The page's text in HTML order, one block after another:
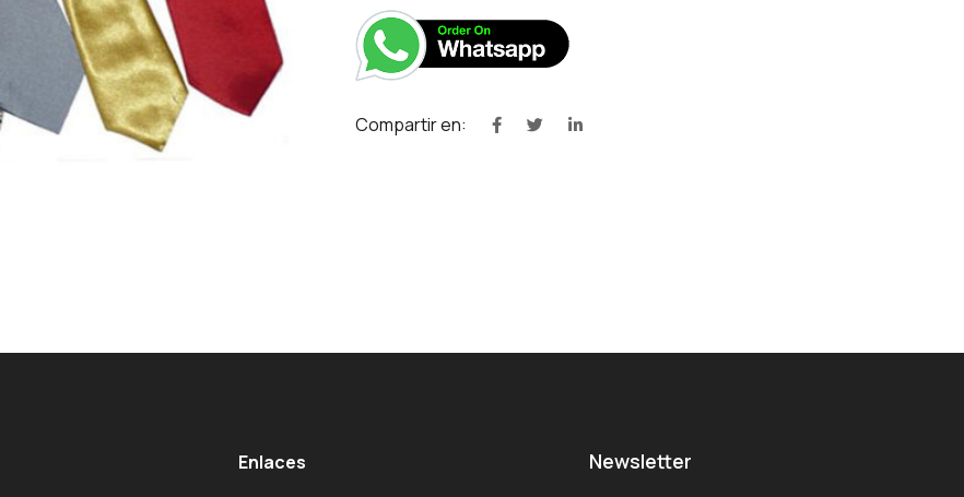
Compartir en:
Enlaces Newsletter